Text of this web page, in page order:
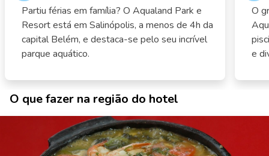
Partiu férias em família? O Aqualand Park e
Resort está em Salinópolis, a menos de 4h da
capital Belém, e destaca-se pelo seu incrível
parque aquático.
O
e
O que fazer na região do hotel